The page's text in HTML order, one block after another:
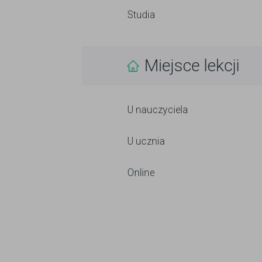
Studia
Miejsce lekcji
U nauczyciela
U ucznia
Online